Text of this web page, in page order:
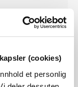
(cookies)
et personlig